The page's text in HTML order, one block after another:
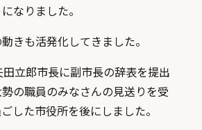
なりました。
きも活発化してきました。
立郎市長に副市長の辞表を提出
の職員のみなさんの見送りを受
した市役所を後にしました。